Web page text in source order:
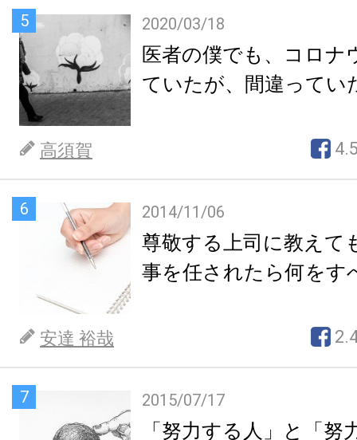
5 2020/03/18
医者の僕でも、コロナ
ていたが、間違ってい
高須賀
6 2014/11/06
尊敬する上司に教えて
事を任されたら何をす
安達 裕哉
7 2015/07/17
「努力する人」と「努